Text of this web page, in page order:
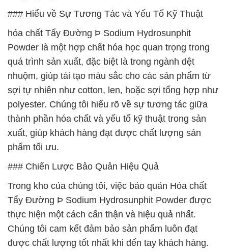
### Hiểu về Sự Tương Tác và Yếu Tố Kỹ Thuật
hóa chất Tẩy Đường Þ Sodium Hydrosunphit
Powder là một hợp chất hóa học quan trọng trong
quá trình sản xuất, đặc biệt là trong ngành dệt
nhuộm, giúp tái tạo màu sắc cho các sản phẩm từ
sợi tự nhiên như cotton, len, hoặc sợi tổng hợp như
polyester. Chúng tôi hiểu rõ về sự tương tác giữa
thành phần hóa chất và yếu tố kỹ thuật trong sản
xuất, giúp khách hàng đạt được chất lượng sản
phẩm tối ưu.
### Chiến Lược Bảo Quản Hiệu Quả
Trong kho của chúng tôi, việc bảo quản Hóa chất
Tẩy Đường Þ Sodium Hydrosunphit Powder được
thực hiện một cách cẩn thận và hiệu quả nhất.
Chúng tôi cam kết đảm bảo sản phẩm luôn đạt
được chất lượng tốt nhất khi đến tay khách hàng.